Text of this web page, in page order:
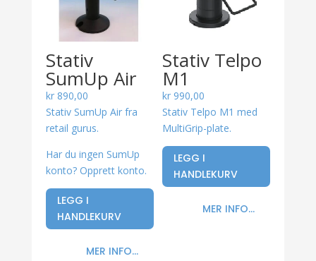
Stativ
SumUp Air
kr890,00
Stativ SumUp Air fra
retail gurus.
Har du ingen SumUp
konto? Opprett konto.
LEGG I
HANDLEKURV
MER INFO...
Stativ Telpo
M1
kr 990,00
Stativ Telpo M1 med
MultiGrip-plate.
LEGG I
HANDLEKURV
MER INFO...